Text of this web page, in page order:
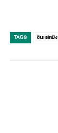
TAGS ซินแสหมิง